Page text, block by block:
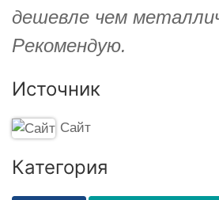
дешевле чем
Рекомендую.
Источник
Сайт
Категория